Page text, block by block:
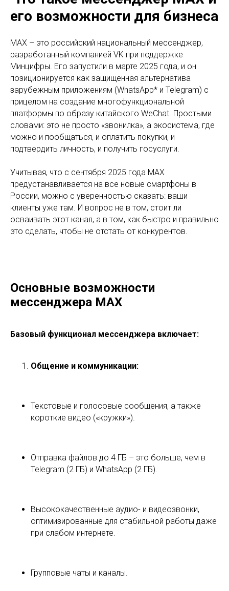
его возможности для бизнеса
MAX – это российский национальный мессенджер,
разработанный компанией VK при поддержке
Минцифры. Его запустили в марте 2025 года, и он
позиционируется как защищенная альтернатива
зарубежным приложениям (WhatsApp* и Telegram) с
прицелом на создание многофункциональной
платформы по образу китайского WeChat. Простыми
словами: это не просто «звонилка», а экосистема, где
можно и пообщаться, и оплатить покупки, и
подтвердить личность, и получить госуслуги.
Учитывая, что с сентября 2025 года MAX
предустанавливается на все новые смартфоны в
России, можно с уверенностью сказать: ваши
клиенты уже там. И вопрос не в том, стоит ли
осваивать этот канал, а в том, как быстро и правильно
это сделать, чтобы не отстать от конкурентов.
Основные возможности
мессенджера MAX
Базовый функционал мессенджера включает:
Общение и коммуникации:
Текстовые и голосовые сообщения, а также
короткие видео («кружки»).
Отправка файлов до 4 ГБ – это больше, чем в
Telegram (2 ГБ) и WhatsApp (2 ГБ).
Высококачественные аудио- и видеозвонки,
оптимизированные для стабильной работы даже
при слабом интернете.
Групповые чаты и каналы.